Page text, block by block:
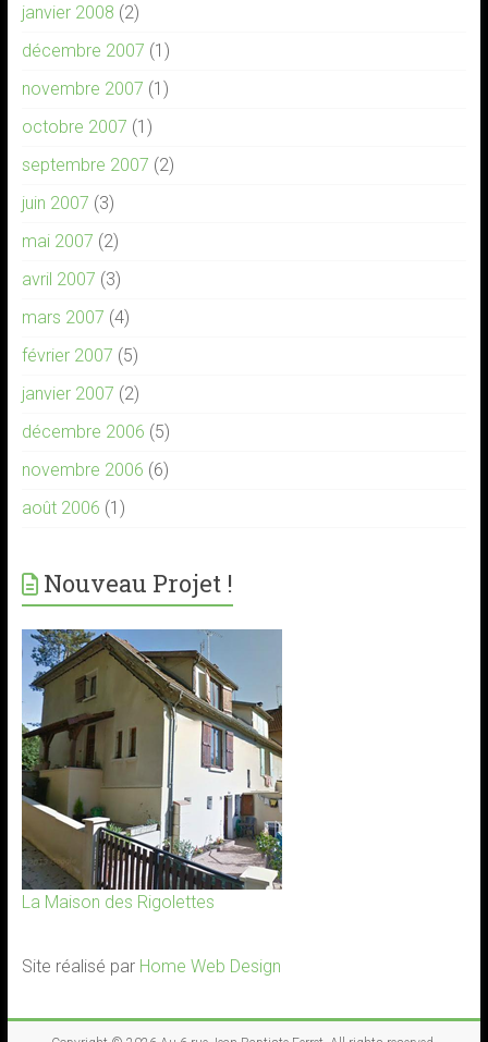
janvier 2008 (2)
décembre 2007 (1)
novembre 2007 (1)
octobre 2007 (1)
septembre 2007 (2)
juin 2007 (3)
mai 2007 (2)
avril 2007 (3)
mars 2007 (4)
février 2007 (5)
janvier 2007 (2)
décembre 2006 (5)
novembre 2006 (6)
août 2006 (1)
Nouveau Projet !
La Maison des Rigolettes
Site réalisé par Home Web Design